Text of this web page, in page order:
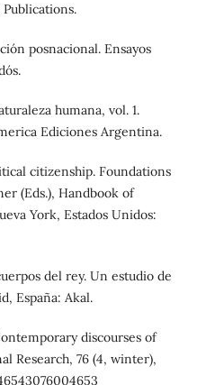
posnacional. Ensayos
humana, vol. 1.
Ediciones Argentina.
citizenship. Foundations
(Eds.), Handbook of
York, Estados Unidos:
del rey. Un estudio de
España: Akal.
discourses of
Research, 76 (4, winter),